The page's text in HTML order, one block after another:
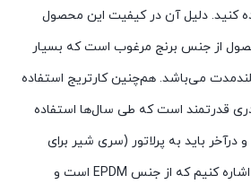
کنید. دلیل آن در کیفیت این محصول
از جنس برنج مرغوب است که بسیار
می‌باشد. هم‌چنین کارتریج استفاده
قدرتمند است که طی سال‌ها استفاده
درآخر باید به پرلاتور (سری شیر برای
خروجی آب) این محصول اشاره کنیم که از جنس EPDM است و